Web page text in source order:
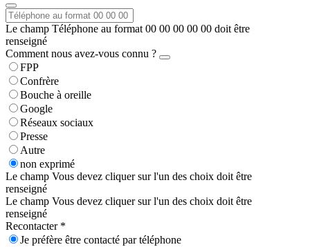
Le champ Téléphone au format 00 00 00 00 00 doit être
renseigné
Comment nous avez-vous connu ?
FPP
Confrère
Bouche à oreille
Google
Réseaux sociaux
Presse
Autre
non exprimé
Le champ Vous devez cliquer sur l'un des choix doit être
renseigné
Le champ Vous devez cliquer sur l'un des choix doit être
renseigné
Recontacter *
Je préfère être contacté par téléphone